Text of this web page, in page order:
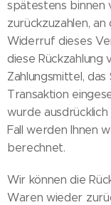
spätestens binnen
zurückzuzahlen,
Widerruf dieses
diese Rückzahlung
Zahlungsmittel,
Transaktion
wurde
Fall werden Ihnen
berechnet.
Wir können die
Waren wieder